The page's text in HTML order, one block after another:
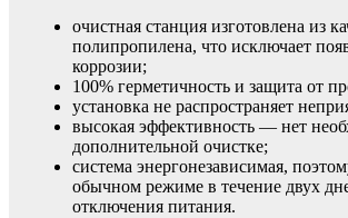
очистная станция изготовлена из
полипропилена, что исключает
коррозии;
100% герметичность и защита от
установка не распространяет
высокая эффективность — нет
дополнительной очистке;
система энергонезависимая,
обычном режиме в течение двух
отключения питания.